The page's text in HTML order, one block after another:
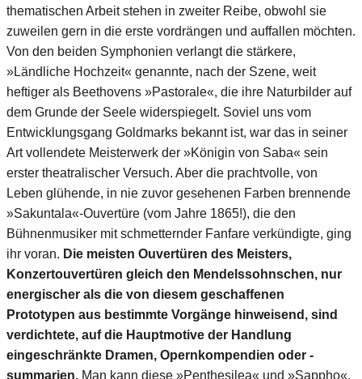
thematischen Arbeit stehen in zweiter Reibe, obwohl sie
zuweilen gern in die erste vordrängen und auffallen möchten.
Von den beiden Symphonien verlangt die stärkere,
»Ländliche Hochzeit« genannte, nach der Szene, weit
heftiger als Beethovens »Pastorale«, die ihre Naturbilder auf
dem Grunde der Seele widerspiegelt. Soviel uns vom
Entwicklungsgang Goldmarks bekannt ist, war das in seiner
Art vollendete Meisterwerk der »Königin von Saba« sein
erster theatralischer Versuch. Aber die prachtvolle, von
Leben glühende, in nie zuvor gesehenen Farben brennende
»Sakuntala«-Ouvertüre (vom Jahre 1865!), die den
Bühnenmusiker mit schmetternder Fanfare verkündigte, ging
ihr voran. Die meisten Ouvertüren des Meisters,
Konzertouvertüren gleich den Mendelssohnschen, nur
energischer als die von diesem geschaffenen
Prototypen aus bestimmte Vorgänge hinweisend, sind
verdichtete, auf die Hauptmotive der Handlung
eingeschränkte Dramen, Opernkompendien oder -
summarien. Man kann diese »Penthesilea« und »Sappho«,